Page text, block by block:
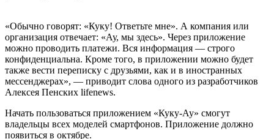
«Обычно говорят: «Куку! Ответьте мне». А компания или
организация отвечает: «Ау, мы здесь». Через приложение
можно проводить платежи. Вся информация — строго
конфиденциальна. Кроме того, в приложении можно будет
также вести переписку с друзьями, как и в иностранных
мессенджерах», — приводит слова одного из разработчиков
Алексея Пенских lifenews.
Начать пользоваться приложением «Куку-Ау» смогут
владельцы всех моделей смартфонов. Приложение должно
появиться в октябре.